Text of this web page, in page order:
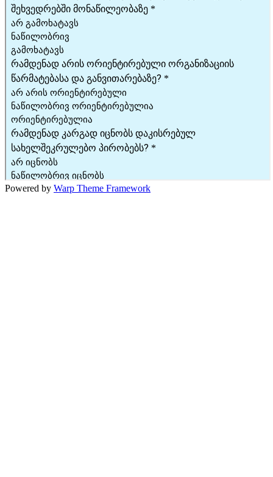
Powered by Warp Theme Framework